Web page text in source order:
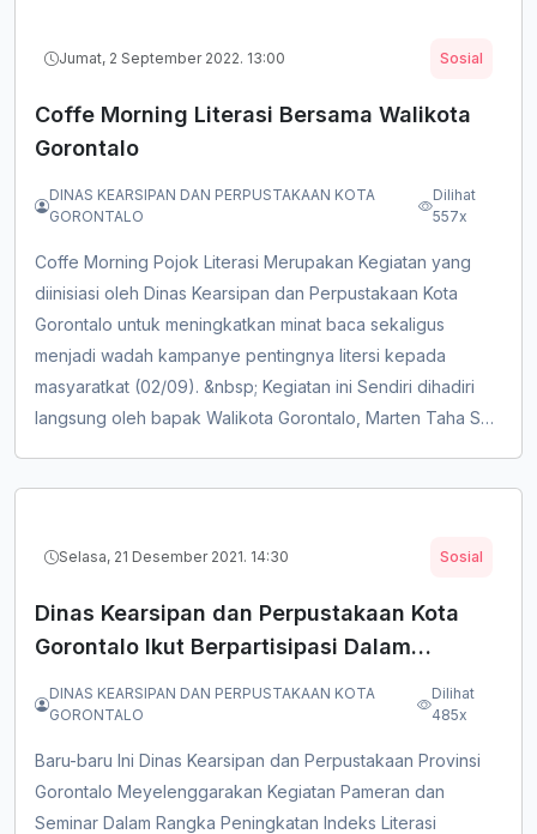
Jumat, 2 September 2022. 13:00 Sosial
Coffe Morning Literasi Bersama Walikota
Gorontalo
DINAS KEARSIPAN DAN PERPUSTAKAAN KOTA
GORONTALO
Dilihat
557x
Coffe Morning Pojok Literasi Merupakan Kegiatan yang
diinisiasi oleh Dinas Kearsipan dan Perpustakaan Kota
Gorontalo untuk meningkatkan minat baca sekaligus
menjadi wadah kampanye pentingnya litersi kepada
masyaratkat (02/09). &nbsp; Kegiatan ini Sendiri dihadiri
langsung oleh bapak Walikota Gorontalo, Marten Taha SE.
Selasa, 21 Desember 2021. 14:30 Sosial
Dinas Kearsipan dan Perpustakaan Kota
Gorontalo Ikut Berpartisipasi Dalam
DINAS KEARSIPAN DAN PERPUSTAKAAN KOTA
GORONTALO
Dilihat
485x
Baru-baru Ini Dinas Kearsipan dan Perpustakaan Provinsi
Gorontalo Meyelenggarakan Kegiatan Pameran dan
Seminar Dalam Rangka Peningkatan Indeks Literasi